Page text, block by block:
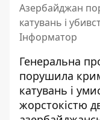
Азербайджан
катувань і
Інформатор
Генеральна
порушила
катувань і
жорстокістю